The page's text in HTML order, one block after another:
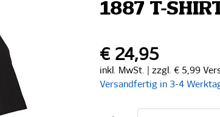
1887 T-
€ 24,95
inkl. MwSt. | zzgl. € 5,99
Versandfertig in 3-4